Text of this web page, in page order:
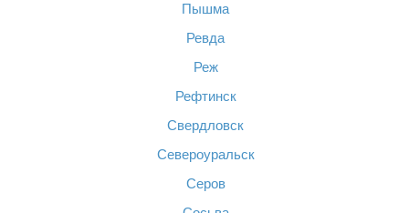
Пышма
Ревда
Реж
Рефтинск
Свердловск
Североуральск
Серов